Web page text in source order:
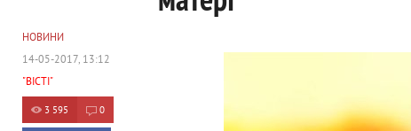
НОВИНИ
14-05-2017, 13:12
"ВІСТІ"
3 595 0